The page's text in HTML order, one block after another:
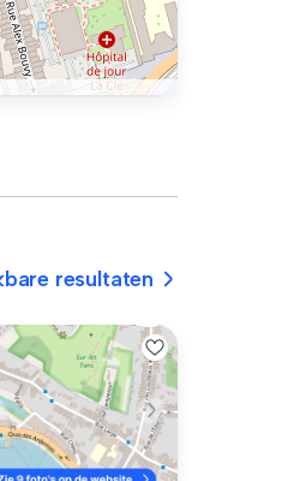
resultaten